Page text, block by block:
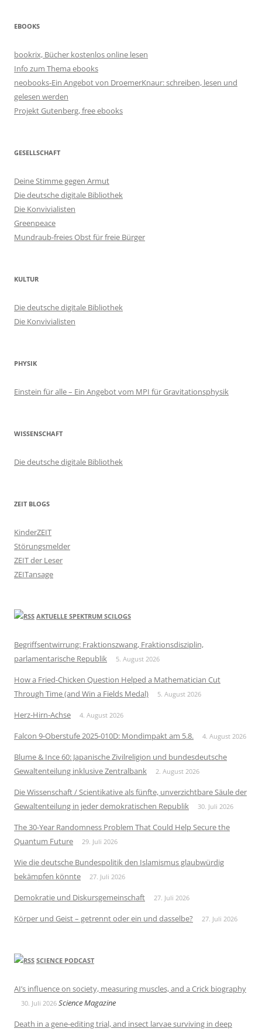
EBOOKS
bookrix, Bücher kostenlos online lesen
Info zum Thema ebooks
neobooks-Ein Angebot von DroemerKnaur: schreiben, lesen und
gelesen werden
Projekt Gutenberg, free ebooks
GESELLSCHAFT
Deine Stimme gegen Armut
Die deutsche digitale Bibliothek
Die Konvivialisten
Greenpeace
Mundraub-freies Obst für freie Bürger
KULTUR
Die deutsche digitale Bibliothek
Die Konvivialisten
PHYSIK
Einstein für alle – Ein Angebot vom MPI für Gravitationsphysik
WISSENSCHAFT
Die deutsche digitale Bibliothek
ZEIT BLOGS
KinderZEIT
Störungsmelder
ZEIT der Leser
ZEITansage
AKTUELLE SPEKTRUM SCILOGS
Begriffsentwirrung: Fraktionszwang, Fraktionsdisziplin,
parlamentarische Republik
5. August 2026
How a Fried-Chicken Question Helped a Mathematician Cut
Through Time (and Win a Fields Medal)
5. August 2026
Herz-Hirn-Achse 4. August 2026
Falcon 9-Oberstufe 2025-010D: Mondimpakt am 5.8. 4. August 2026
Blume & Ince 60: Japanische Zivilreligion und bundesdeutsche
Gewaltenteilung inklusive Zentralbank
2. August 2026
Die Wissenschaft / Scientikative als fünfte, unverzichtbare Säule der
Gewaltenteilung in jeder demokratischen Republik
30. Juli 2026
The 30-Year Randomness Problem That Could Help Secure the
Quantum Future
29. Juli 2026
Wie die deutsche Bundespolitik den Islamismus glaubwürdig
bekämpfen könnte
27. Juli 2026
Demokratie und Diskursgemeinschaft 27. Juli 2026
Körper und Geist – getrennt oder ein und dasselbe? 27. Juli 2026
SCIENCE PODCAST
AI’s influence on society, measuring muscles, and a Crick biography
30. Juli 2026 Science Magazine
Death in a gene-editing trial, and insect larvae surviving in deep